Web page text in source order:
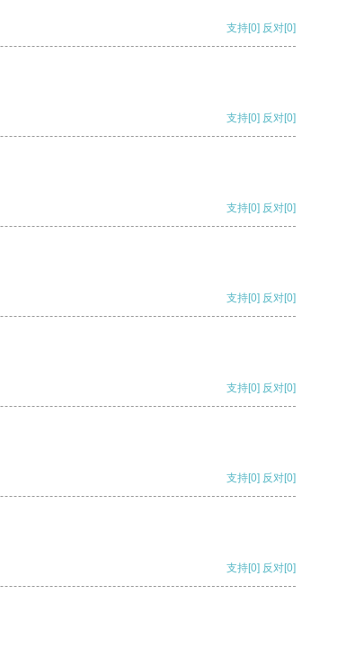
支持[0] 反对[0]
支持[0] 反对[0]
支持[0] 反对[0]
支持[0] 反对[0]
支持[0] 反对[0]
支持[0] 反对[0]
支持[0] 反对[0]